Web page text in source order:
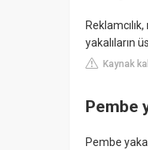
yakalıların
Kaynak
Pembe
Pembe